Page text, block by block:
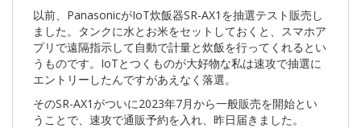
以前、PanasonicがIoT炊飯器SR-AX1を抽選テスト販売し
ました。タンクに水とお米をセットしておくと、スマホア
プリで遠隔指示して自動で計量と炊飯を行ってくれるとい
うものです。IoTとつくものが大好物な私は速攻で抽選に
エントリーしたんですがあえなく落選。
そのSR-AX1がついに2023年7月から一般販売を開始とい
うことで、速攻で通販予約を入れ、昨日届きました。